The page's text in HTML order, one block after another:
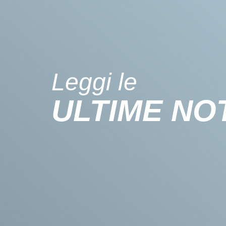
Leggi le
ULTIME